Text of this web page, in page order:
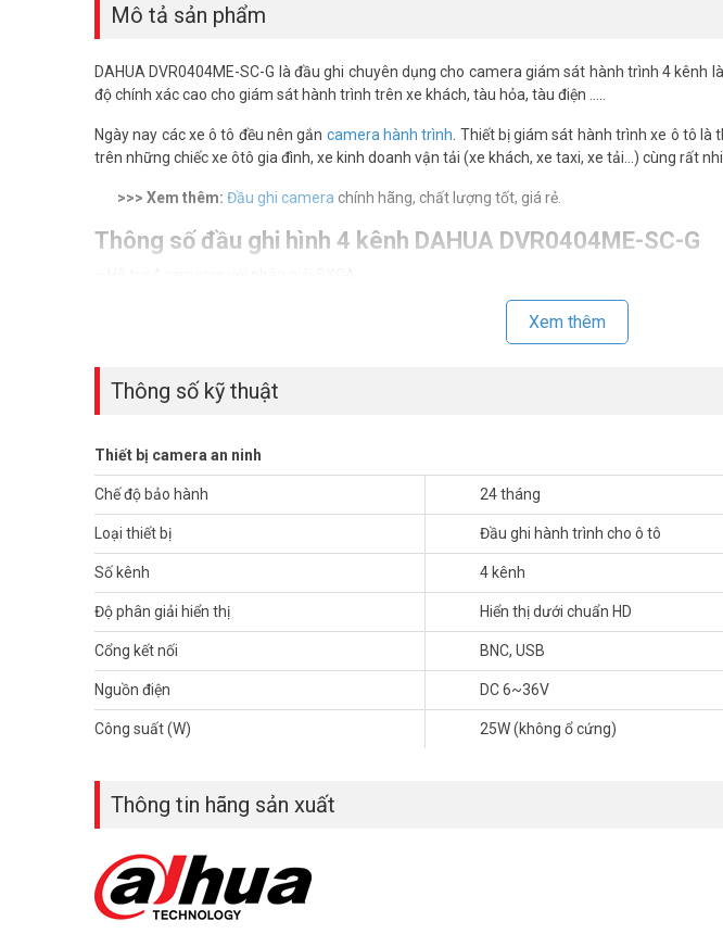
Mô tả sản phẩm
DAHUA DVR0404ME-SC-G là đầu ghi chuyên dụng cho camera giám sát hành trình 4 kênh
độ chính xác cao cho giám sát hành trình trên xe khách, tàu hỏa, tàu điện …..
Ngày nay các xe ô tô đều nên gắn camera hành trình . Thiết bị giám sát hành trình xe ô tô
trên những chiếc xe ôtô gia đình, xe kinh doanh vận tải (xe khách, xe taxi, xe tải…) cùng rất
>>> Xem thêm: Đầu ghi camera chính hãng, chất lượng tốt, giá rẻ.
Thông số đầu ghi hình 4 kênh DAHUA DVR0404ME-SC-G
– Hỗ trợ 2 USB2.0, 1 SD card
– Tích hợp WIFI/GPS với độ chính xác cao
– Giải điện áp vào từ 6~36V
– Xuất xứ: Trung Quốc.
– Bảo hành: 24 tháng.
Để cập nhật thông tin giá bán DAHUA DVR0404ME-SC-G xin vui lòng liên hệ HOTLINE
hình ảnh tại
Xem thêm
Thông số kỹ thuật
Thiết bị camera an ninh
Chế độ bảo hành 24 tháng
Loại thiết bị Đầu ghi hành trình cho ô tô
Số kênh 4 kênh
Độ phân giải hiển thị Hiển thị dưới chuẩn HD
Cổng kết nối BNC, USB
Nguồn điện DC 6~36V
Công suất (W) 25W (không ổ cứng)
Thông tin hãng sản xuất